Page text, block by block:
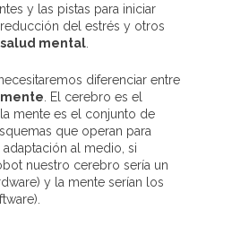
y las pistas para iniciar
del estrés y otros
salud mental
diferenciar entre
. El cerebro es el
mente es el conjunto de
que operan para
adaptación al medio, si
nuestro cerebro sería un
y la mente serían los